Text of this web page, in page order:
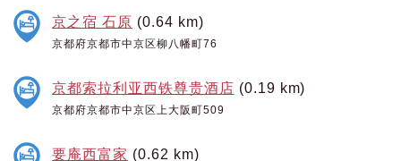
京之宿 石原 (0.64 km)
京都府京都市中京区柳八幡町76
京都索拉利亚西铁尊贵酒店 (0.19 km)
京都府京都市中京区上大阪町509
要庵西富家 (0.62 km)